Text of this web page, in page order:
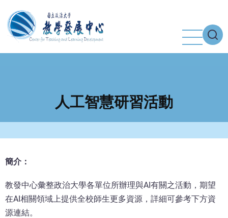
至
主
人工智慧研習活動
簡介：
教發中心彙整政治大學各單位所辦理與AI有關之活動，期望
在AI相關領域上提供全校師生更多資源，詳細可參考下方資
源連結。